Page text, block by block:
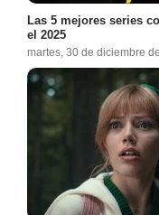
Las 5 mejores series
el 2025
martes, 30 de diciembre